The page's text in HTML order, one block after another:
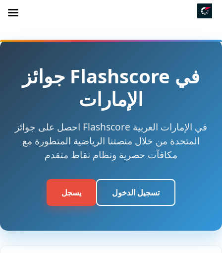
جوائز Flashscore في
الإمارات
احصل على جوائز Flashscore في الإمارات العربية
المتحدة من خلال منصتنا الرياضية المتطورة مع
مكافآت حصرية ونظام نقاط متقدم
يسجل تسجيل الدخول